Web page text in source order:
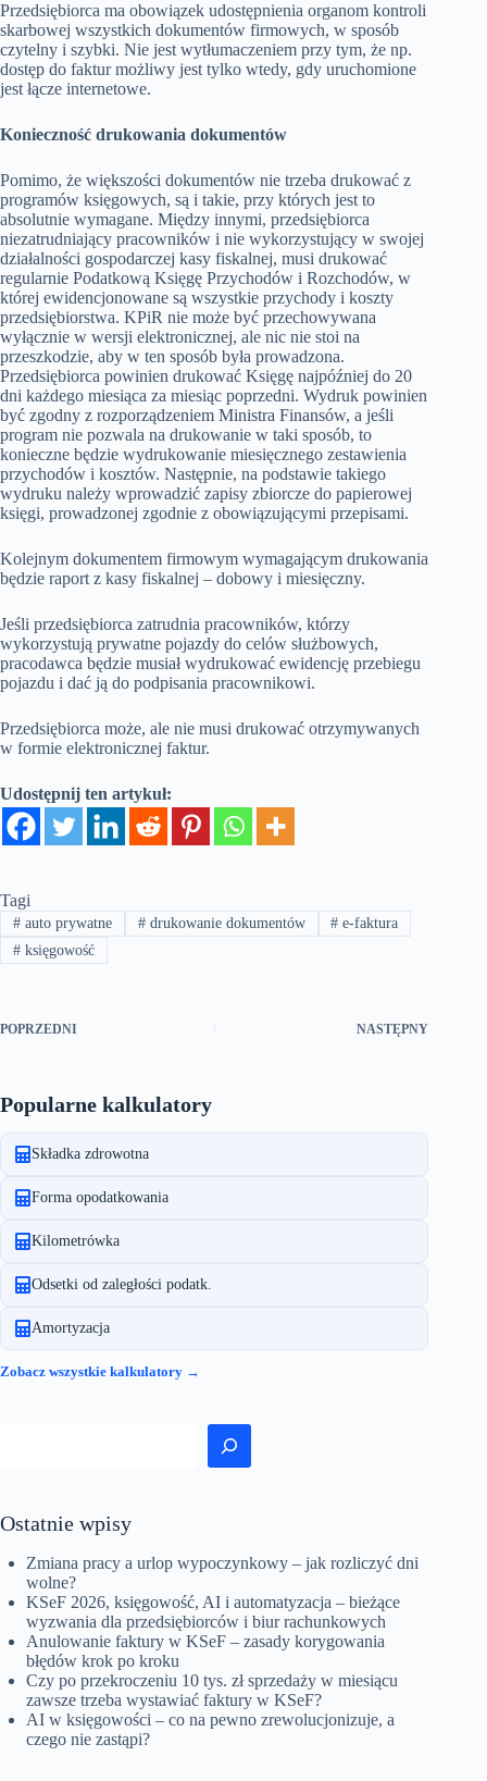
Przedsiębiorca ma obowiązek udostępnienia organom kontroli
skarbowej wszystkich dokumentów firmowych, w sposób
czytelny i szybki. Nie jest wytłumaczeniem przy tym, że np.
dostęp do faktur możliwy jest tylko wtedy, gdy uruchomione
jest łącze internetowe.
Konieczność drukowania dokumentów
Pomimo, że większości dokumentów nie trzeba drukować z
programów księgowych, są i takie, przy których jest to
absolutnie wymagane. Między innymi, przedsiębiorca
niezatrudniający pracowników i nie wykorzystujący w swojej
działalności gospodarczej kasy fiskalnej, musi drukować
regularnie Podatkową Księgę Przychodów i Rozchodów, w
której ewidencjonowane są wszystkie przychody i koszty
przedsiębiorstwa. KPiR nie może być przechowywana
wyłącznie w wersji elektronicznej, ale nic nie stoi na
przeszkodzie, aby w ten sposób była prowadzona.
Przedsiębiorca powinien drukować Księgę najpóźniej do 20
dni każdego miesiąca za miesiąc poprzedni. Wydruk powinien
być zgodny z rozporządzeniem Ministra Finansów, a jeśli
program nie pozwala na drukowanie w taki sposób, to
konieczne będzie wydrukowanie miesięcznego zestawienia
przychodów i kosztów. Następnie, na podstawie takiego
wydruku należy wprowadzić zapisy zbiorcze do papierowej
księgi, prowadzonej zgodnie z obowiązującymi przepisami.
Kolejnym dokumentem firmowym wymagającym drukowania
będzie raport z kasy fiskalnej – dobowy i miesięczny.
Jeśli przedsiębiorca zatrudnia pracowników, którzy
wykorzystują prywatne pojazdy do celów służbowych,
pracodawca będzie musiał wydrukować ewidencję przebiegu
pojazdu i dać ją do podpisania pracownikowi.
Przedsiębiorca może, ale nie musi drukować otrzymywanych
w formie elektronicznej faktur.
Udostępnij ten artykuł:
Tagi
#auto prywatne #drukowanie dokumentów # e-faktura
#księgowość
POPRZEDNI NASTĘPNY
Popularne kalkulatory
Składka zdrowotna
Forma opodatkowania
Kilometrówka
Odsetki od zaległości podatk.
Amortyzacja
Zobacz wszystkie kalkulatory →
Ostatnie wpisy
Zmiana pracy a urlop wypoczynkowy – jak rozliczyć dni
wolne?
KSeF 2026, księgowość, AI i automatyzacja – bieżące
wyzwania dla przedsiębiorców i biur rachunkowych
Anulowanie faktury w KSeF – zasady korygowania
błędów krok po kroku
Czy po przekroczeniu 10 tys. zł sprzedaży w miesiącu
zawsze trzeba wystawiać faktury w KSeF?
AI w księgowości – co na pewno zrewolucjonizuje, a
czego nie zastąpi?